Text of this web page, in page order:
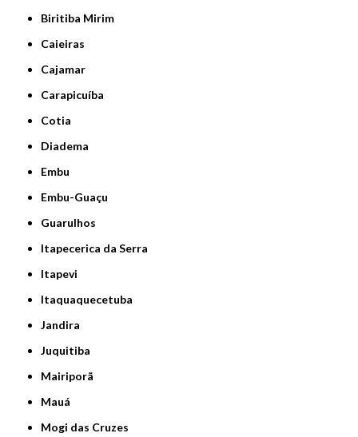
Biritiba Mirim
Caieiras
Cajamar
Carapicuíba
Cotia
Diadema
Embu
Embu-Guaçu
Guarulhos
Itapecerica da Serra
Itapevi
Itaquaquecetuba
Jandira
Juquitiba
Mairiporã
Mauá
Mogi das Cruzes